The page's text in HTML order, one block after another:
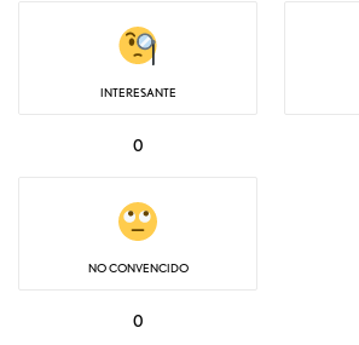
INTERESANTE
0
NO CONVENCIDO
0